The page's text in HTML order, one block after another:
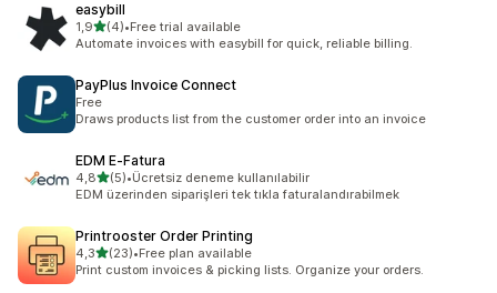
easybill
1,95 yıldız üzerinden
(4)
toplam 4 değerlendirme
•Free trial available
Automate invoices with easybill for quick, reliable billing.
PayPlus Invoice Connect
Free
Draws products list from the customer order into an invoice
EDM E‑Fatura
4,85 yıldız üzerinden
(5)
toplam 5 değerlendirme
•Ücretsiz deneme kullanılabilir
EDM üzerinden siparişleri tek tıkla faturalandırabilmek
Printrooster Order Printing
4,35 yıldız üzerinden
(23)
toplam 23 değerlendirme
•Free plan available
Print custom invoices & picking lists. Organize your orders.